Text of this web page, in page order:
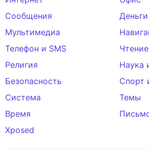
Сообщения
Деньги
Мультимедиа
Телефон и SMS
Чтение
Религия
Наука
Безопасность
Спорт
Система
Темы
Время
Xposed